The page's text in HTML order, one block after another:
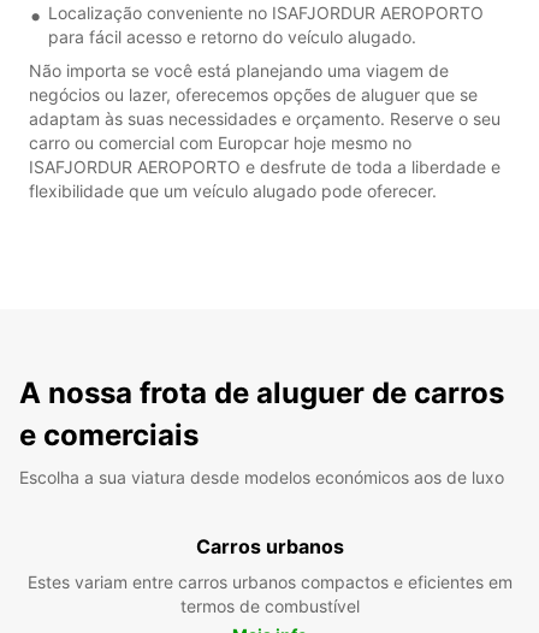
Localização conveniente no ISAFJORDUR AEROPORTO
para fácil acesso e retorno do veículo alugado.
Não importa se você está planejando uma viagem de
negócios ou lazer, oferecemos opções de aluguer que se
adaptam às suas necessidades e orçamento. Reserve o seu
carro ou comercial com Europcar hoje mesmo no
ISAFJORDUR AEROPORTO e desfrute de toda a liberdade e
flexibilidade que um veículo alugado pode oferecer.
A nossa frota de aluguer de carros
e comerciais
Escolha a sua viatura desde modelos económicos aos de luxo
Carros urbanos
Estes variam entre carros urbanos compactos e eficientes em
termos de combustível